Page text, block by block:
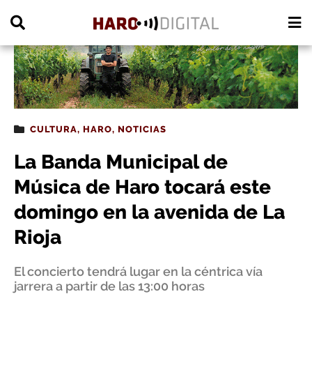
CULTURA, HARO, NOTICIAS
La Banda Municipal de
Música de Haro tocará este
domingo en la avenida de La
Rioja
El concierto tendrá lugar en la céntrica vía
jarrera a partir de las 13:00 horas